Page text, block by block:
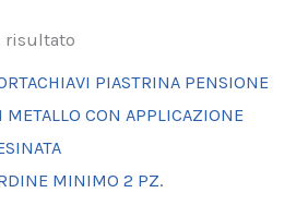
risultato
PIASTRINA PENSIONE
METALLO CON APPLICAZIONE
MINIMO 2 PZ.